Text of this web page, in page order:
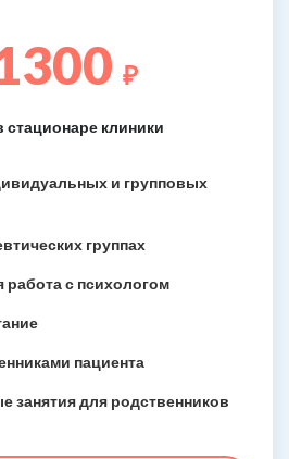
₽
стационаре клиники
и групповых
группах
с психологом
пациента
занятия для родственников